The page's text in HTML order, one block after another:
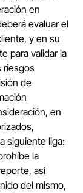
en
evaluar el
y en su
para validar la
riesgos
de
en
siguiente liga:
la
así
del mismo,